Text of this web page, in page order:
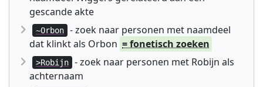
gescande akte
~Orbon
- zoek naar personen met naamdeel
dat klinkt als Orbon = fonetisch zoeken
>Robijn
- zoek naar personen met Robijn als
achternaam